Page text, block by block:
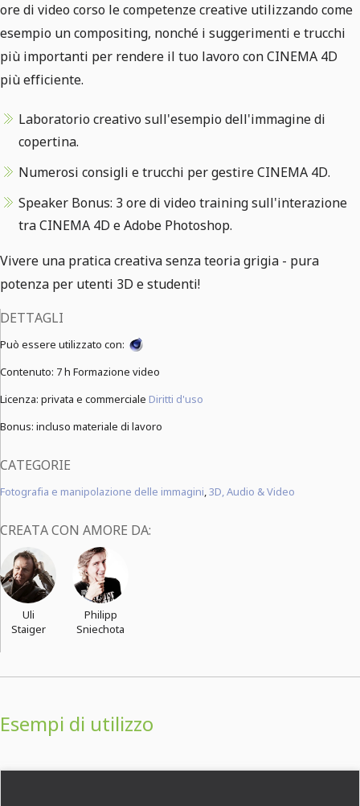
ore di video corso le competenze creative utilizzando come
esempio un compositing, nonché i suggerimenti e trucchi
più importanti per rendere il tuo lavoro con CINEMA 4D
più efficiente.
Laboratorio creativo sull'esempio dell'immagine di
copertina.
Numerosi consigli e trucchi per gestire CINEMA 4D.
Speaker Bonus: 3 ore di video training sull'interazione
tra CINEMA 4D e Adobe Photoshop.
Vivere una pratica creativa senza teoria grigia - pura
potenza per utenti 3D e studenti!
DETTAGLI
Può essere utilizzato con:
Contenuto: 7 h Formazione video
Licenza: privata e commerciale Diritti d'uso
Bonus: incluso materiale di lavoro
CATEGORIE
Fotografia e manipolazione delle immagini,3D, Audio & Video
CREATA CON AMORE DA:
Uli
Staiger
Philipp
Sniechota
Esempi di utilizzo